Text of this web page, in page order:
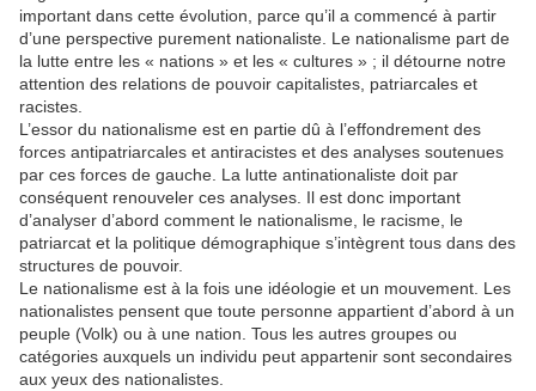
important dans cette évolution, parce qu’il a commencé à partir
d’une perspective purement nationaliste. Le nationalisme part de
la lutte entre les « nations » et les « cultures » ; il détourne notre
attention des relations de pouvoir capitalistes, patriarcales et
racistes.
L’essor du nationalisme est en partie dû à l’effondrement des
forces antipatriarcales et antiracistes et des analyses soutenues
par ces forces de gauche. La lutte antinationaliste doit par
conséquent renouveler ces analyses. Il est donc important
d’analyser d’abord comment le nationalisme, le racisme, le
patriarcat et la politique démographique s’intègrent tous dans des
structures de pouvoir.
Le nationalisme est à la fois une idéologie et un mouvement. Les
nationalistes pensent que toute personne appartient d’abord à un
peuple (Volk) ou à une nation. Tous les autres groupes ou
catégories auxquels un individu peut appartenir sont secondaires
aux yeux des nationalistes.